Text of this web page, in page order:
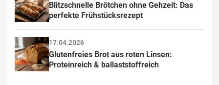
Blitzschnelle Brötchen ohne Gehzeit: Das
perfekte Frühstücksrezept
17.04.2026
Glutenfreies Brot aus roten Linsen:
Proteinreich & ballaststoffreich